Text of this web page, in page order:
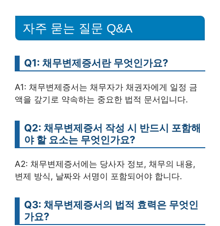
자주 묻는 질문 Q&A
Q1: 채무변제증서란 무엇인가요?
A1: 채무변제증서는 채무자가 채권자에게 일정 금
액을 갚기로 약속하는 중요한 법적 문서입니다.
Q2: 채무변제증서 작성 시 반드시 포함해
야 할 요소는 무엇인가요?
A2: 채무변제증서에는 당사자 정보, 채무의 내용,
변제 방식, 날짜와 서명이 포함되어야 합니다.
Q3: 채무변제증서의 법적 효력은 무엇인
가요?